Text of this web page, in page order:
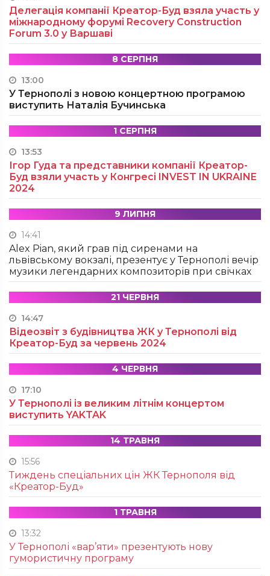
Делегація компанії Креатор-Буд взяла участь у
міжнародному форумі Recovery Construction
Forum 3.0 у Варшаві
8 СЕРПНЯ
13:00
У Тернополі з новою концертною програмою
виступить Наталія Бучинська
1 СЕРПНЯ
13:53
Ігор Гуда та представники компанії Креатор-
Буд взяли участь у Конгресі INVEST IN UKRAINE
2024
9 ЛИПНЯ
14:41
Alex Pian, який грав під сиренами на
львівському вокзалі, презентує у Тернополі вечір
музики легендарних композиторів при свічках
21 ЧЕРВНЯ
14:47
Відеозвіт з будівництва ЖК у Тернополі від
Креатор-Буд за червень 2024
4 ЧЕРВНЯ
17:10
У Тернополі із великим літнім концертом
виступить YAKTAK
14 ТРАВНЯ
15:56
Тиждень спеціальних цін ЖК Тернополя від
«Креатор-Буд»
1 ТРАВНЯ
13:32
У Тернополі «вар’яти» презентують нову
гумористичну програму